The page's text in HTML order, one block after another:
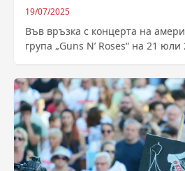
19/07/2025
Във връзка с концерта на
група „Guns N’ Roses“ на 21